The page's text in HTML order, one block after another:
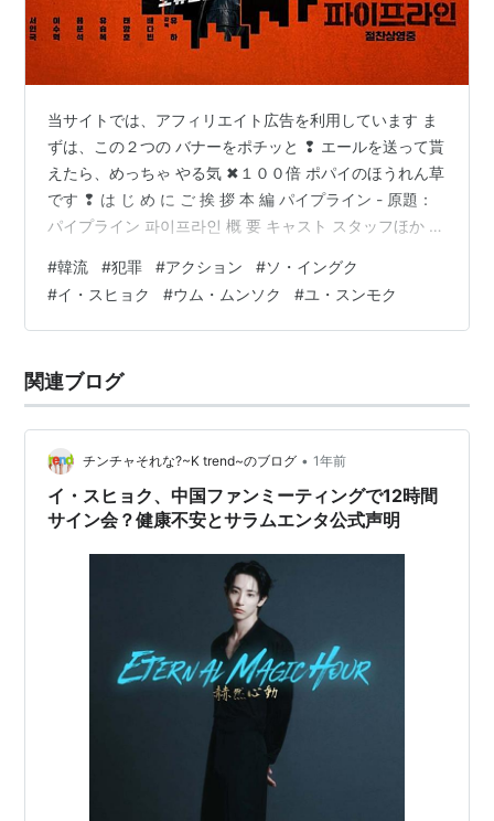
当サイトでは、アフィリエイト広告を利用しています ま
ずは、この２つの バナーをポチッと ❢ エールを送って貰
えたら、めっちゃ やる気 ✖１００倍 ポパイのほうれん草
です ❢ は じ め に ご 挨 拶 本 編 パイプライン - 原題：
パイプライン 파이프라인 概 要 キャスト スタッフほか お
味のブログを楽しむ会 映画バンザイ!! NO MUSIC NO
LIFE 洋楽好きのためのサークル 関西サークル ビバ！海
外生活 フォロー・アクセスアップにエールをろう ❢
メント…
#韓流 #犯罪 #アクション #ソ・イングク
#イ・スヒョク #ウム・ムンソク #ユ・スンモク
関連ブログ
チンチャそれな?~K trend~のブログ • 1年前
イ・スヒョク、中国ファンミーティングで12時間
サイン会？健康不安とサラムエンタ公式声明